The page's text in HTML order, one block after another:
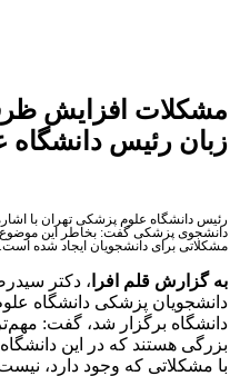
افزایش ظرفیت
رئیس دانشگاه
علوم پزشکی تهران با اشاره به
پزشکی گفت: بخاطر این موضوع در زمینه
برای دانشجویان ایجاد شده است.
قلم افرا، دکتر سیدرضا
پزشکی دانشگاه علوم
برگزار شد، گفت: مهم‌ترین و
هستند که در این دانشگاه حضور
که وجود دارد، نیست.